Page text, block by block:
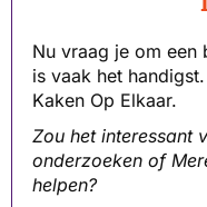
Nu vraag je om een
is vaak het
Kaken Op Elkaar.
Zou het interessant
onderzoeken of
helpen?